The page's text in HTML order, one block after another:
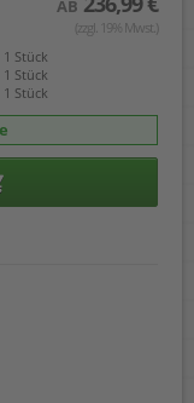
AB
(zzgl. 19% Mwst.)
1 Stück
1 Stück
1 Stück